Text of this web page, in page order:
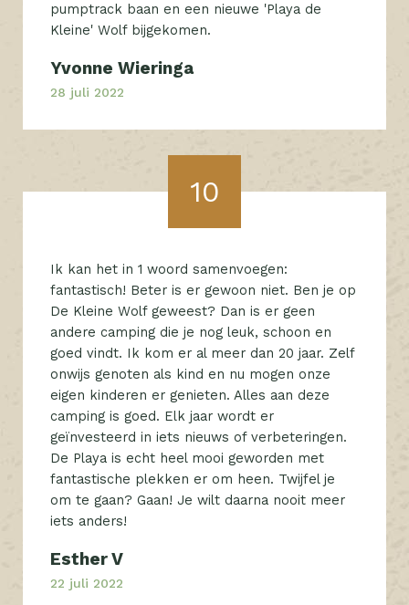
pumptrack baan en een nieuwe 'Playa de
Kleine' Wolf bijgekomen.
Yvonne Wieringa
28 juli 2022
10
Ik kan het in 1 woord samenvoegen:
fantastisch! Beter is er gewoon niet. Ben je op
De Kleine Wolf geweest? Dan is er geen
andere camping die je nog leuk, schoon en
goed vindt. Ik kom er al meer dan 20 jaar. Zelf
onwijs genoten als kind en nu mogen onze
eigen kinderen er genieten. Alles aan deze
camping is goed. Elk jaar wordt er
geïnvesteerd in iets nieuws of verbeteringen.
De Playa is echt heel mooi geworden met
fantastische plekken er om heen. Twijfel je
om te gaan? Gaan! Je wilt daarna nooit meer
iets anders!
Esther V
22 juli 2022